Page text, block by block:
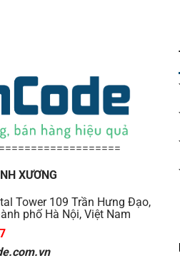
XƯƠNG
Tower 109 Trần Hưng Đạo,
phố Hà Nội, Việt Nam